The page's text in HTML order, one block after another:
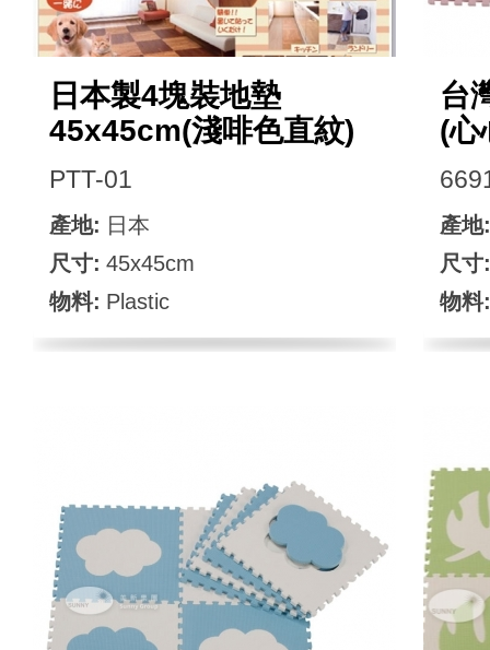
日本製4塊裝地墊
45x45cm(淺啡色直紋)
PTT-01
產地: 日本
尺寸: 45x45cm
物料: Plastic
台
(心
產地:
尺寸:
物料: